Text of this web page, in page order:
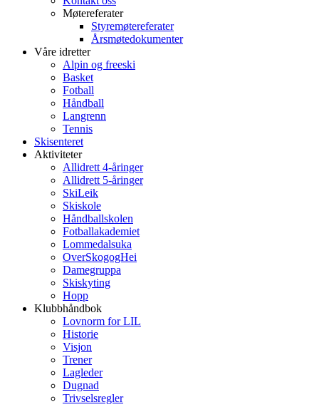
Møtereferater
Styremøtereferater
Årsmøtedokumenter
Våre idretter
Alpin og freeski
Basket
Fotball
Håndball
Langrenn
Tennis
Skisenteret
Aktiviteter
Allidrett 4-åringer
Allidrett 5-åringer
SkiLeik
Skiskole
Håndballskolen
Fotballakademiet
Lommedalsuka
OverSkogogHei
Damegruppa
Skiskyting
Hopp
Klubbhåndbok
Lovnorm for LIL
Historie
Visjon
Trener
Lagleder
Dugnad
Trivselsregler